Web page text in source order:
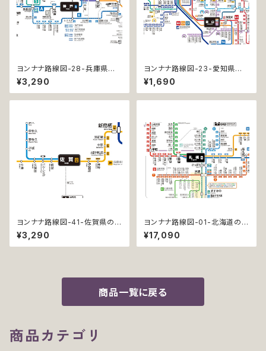
ヨンナナ路線図-28-兵庫県の
鉄道 (Hyogo / デジタル / LT-
NC)
¥3,290
ヨンナナ路線図-23-愛知県の
鉄道 (Aichi / デジタル / LT)
¥1,690
ヨンナナ路線図-41-佐賀県の鉄
道 (Saga / デジタル / LT-NC)
¥3,290
ヨンナナ路線図-01-北海道の鉄
道 (Hokkaido / デジタル / PR
O-NC)
¥17,090
商品一覧に戻る
商品カテゴリ